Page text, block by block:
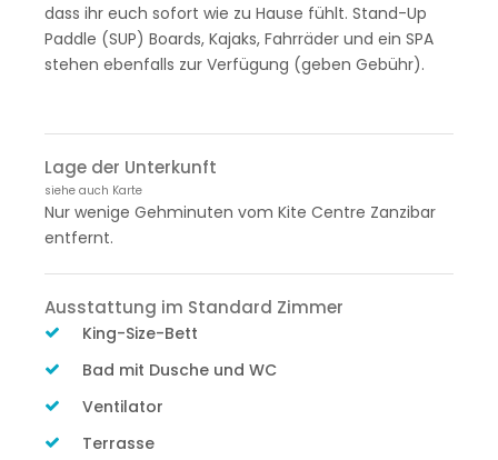
dass ihr euch sofort wie zu Hause fühlt. Stand-Up
Paddle (SUP) Boards, Kajaks, Fahrräder und ein SPA
stehen ebenfalls zur Verfügung (geben Gebühr).
Lage der Unterkunft
siehe auch Karte
Nur wenige Gehminuten vom Kite Centre Zanzibar
entfernt.
Ausstattung im Standard Zimmer
King-Size-Bett
Bad mit Dusche und WC
Ventilator
Terrasse